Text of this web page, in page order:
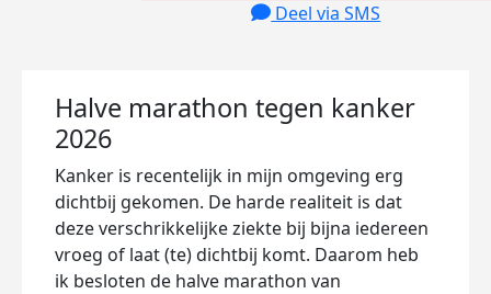
Deel via SMS
Halve marathon tegen kanker
2026
Kanker is recentelijk in mijn omgeving erg
dichtbij gekomen. De harde realiteit is dat
deze verschrikkelijke ziekte bij bijna iedereen
vroeg of laat (te) dichtbij komt. Daarom heb
ik besloten de halve marathon van